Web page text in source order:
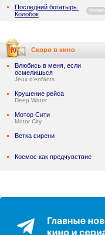
Последний богатырь.
Колобок
ПРОМО
Скоро в кино
Влюбись в меня, если
осмелишься
Jeux d'enfants
Крушение рейса
Deep Water
Мотор Сити
Motor City
Ветка сирени
Космос как предчувствие